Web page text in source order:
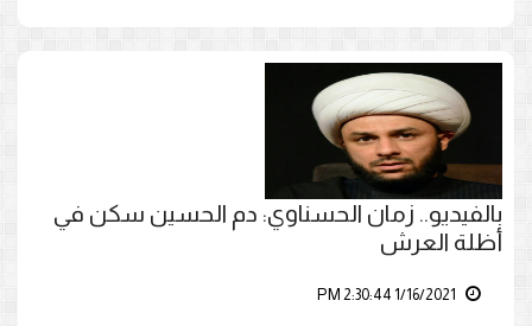
بالفيديو.. زمان الحسناوي: دم الحسين سكن في
أظلة العرش